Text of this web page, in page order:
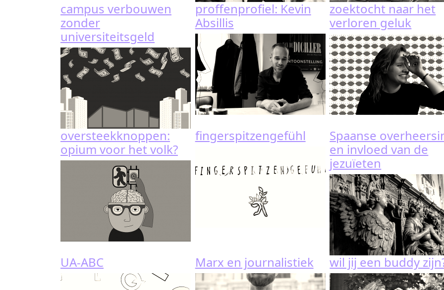
campus verbouwen
zonder
universiteitsgeld
proffenprofiel: Kevin
Absillis
zoektocht naar het
verloren geluk
oversteekknoppen:
opium voor het volk?
fingerspitzengefühl
Spaanse
en invloed van de
jezuïeten
UA-ABC Marx en journalistiek wil jij een buddy